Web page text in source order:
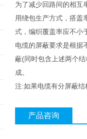
为了减少回路间的相互
用绕包生产方式，搭盖
式，编织覆盖率应不小
电缆的屏蔽要求是根据
蔽(同时包含上述两个
成。
注:如果电缆有分屏蔽
产品咨询